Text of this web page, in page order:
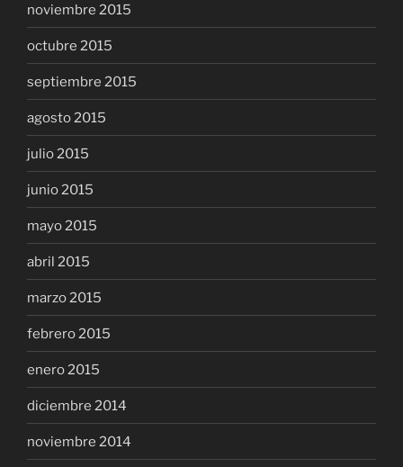
noviembre 2015
octubre 2015
septiembre 2015
agosto 2015
julio 2015
junio 2015
mayo 2015
abril 2015
marzo 2015
febrero 2015
enero 2015
diciembre 2014
noviembre 2014